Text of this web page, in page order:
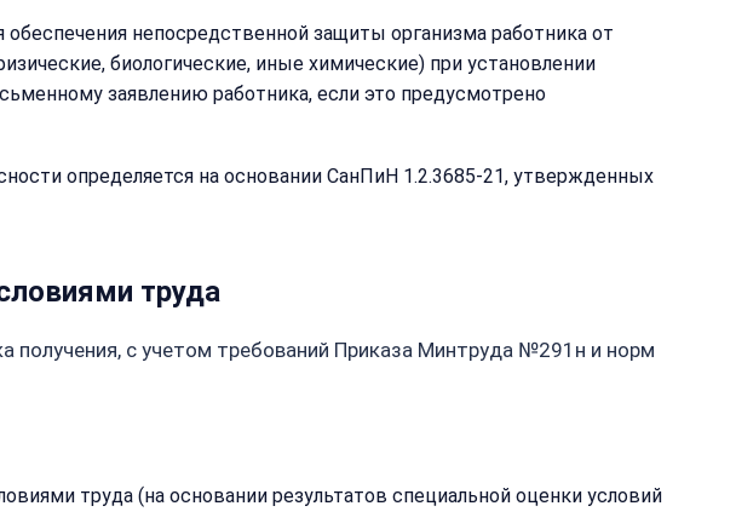
непосредственной защиты организма работника от
биологические, иные химические) при установлении
заявлению работника, если это предусмотрено
определяется на основании СанПиН 1.2.3685-21, утвержденных
труда
получения, с учетом требований Приказа Минтруда №291н и норм
труда (на основании результатов специальной оценки условий